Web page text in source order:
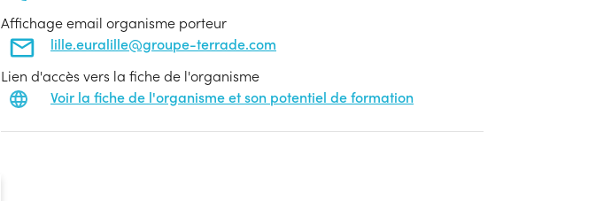
Affichage email organisme porteur
lille.euralille@groupe-terrade.com
Lien d'accès vers la fiche de l'organisme
Voir la fiche de l'organisme et son potentiel de formation